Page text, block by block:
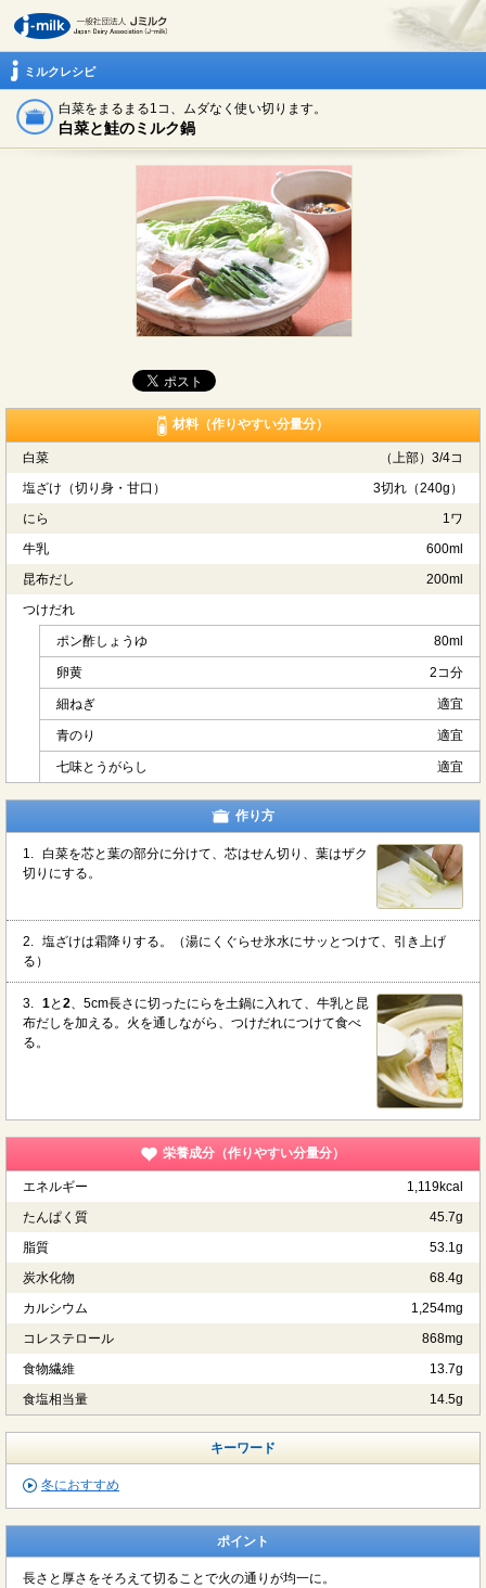
ミルクレシピ
白菜をまるまる1コ、ムダなく使い切ります。
白菜と鮭のミルク鍋
材料（作りやすい分量分）
白菜
（上部）3/4コ
塩ざけ（切り身・甘口）
3切れ（240g）
にら
1ワ
牛乳
600ml
昆布だし
200ml
つけだれ
ポン酢しょうゆ 80ml
卵黄 2コ分
細ねぎ 適宜
青のり 適宜
七味とうがらし 適宜
作り方
1. 白菜を芯と葉の部分に分けて、芯はせん切り、葉はザク
切りにする。
2. 塩ざけは霜降りする。（湯にくぐらせ氷水にサッとつけて、引き上げ
る）
3. 1と2、5cm長さに切ったにらを土鍋に入れて、牛乳と昆
布だしを加える。火を通しながら、つけだれにつけて食べ
る。
栄養成分（作りやすい分量分）
エネルギー
1,119kcal
たんぱく質
45.7g
脂質
53.1g
炭水化物
68.4g
カルシウム
1,254mg
コレステロール
868mg
食物繊維
13.7g
食塩相当量
14.5g
キーワード
冬におすすめ
ポイント
長さと厚さをそろえて切ることで火の通りが均一に。